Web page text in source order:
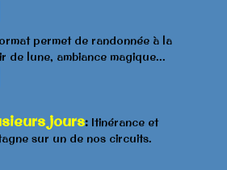
permet de randonnée à la
de lune, ambiance magique...
jours: Itinérance et
sur un de nos circuits.